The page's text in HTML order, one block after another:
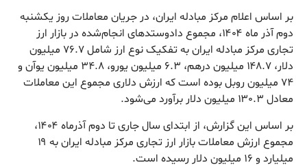
بر اساس اعلام مرکز مبادله ایران، در جریان معاملات روز یکشنبه
دوم آذر ماه ۱۴۰۴، مجموع دادوستدهای انجام‌شده در بازار ارز
تجاری مرکز مبادله ایران به تفکیک نوع ارز شامل ۷۶.۷ میلیون
دلار، ۱۴۸.۷ میلیون درهم، ۶.۳ میلیون یورو، ۳۴.۸ میلیون یوآن و
۷۴ میلیون روبل بوده است که ارزش دلاری مجموع این معاملات
معادل ۱۳۰.۳ میلیون دلار برآورد می‌شود.
بر اساس این گزارش، از ابتدای سال جاری تا دوم آذرماه ۱۴۰۴،
مجموع ارزش معاملات بازار ارز تجاری مرکز مبادله ایران به ۱۹
میلیارد و ۱۶ میلیون دلار رسیده است.